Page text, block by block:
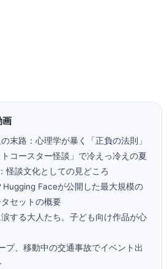
画
末路：心理学が暴く「正負の法則」
コースター怪談」で冷えっ冷えの夏
怪談文化としての見どころ
Faceが公開した最大規模の
セットの概要
する大人たち。子ども向け作品が心
プ、移動中の交通事故でイベント出